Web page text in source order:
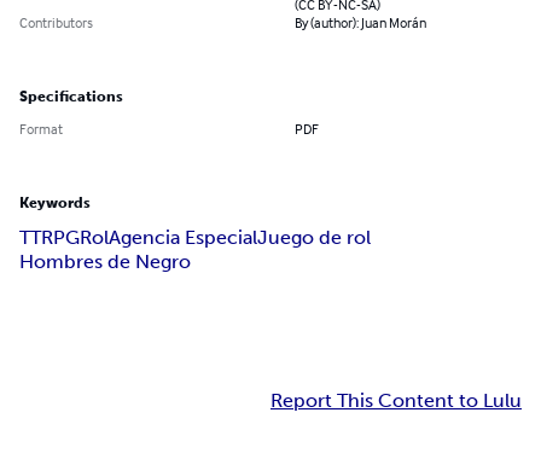
(CC BY-NC-SA)
Contributors
By (author): Juan Morán
Specifications
Format PDF
Keywords
TTRPGRolAgencia EspecialJuego de rol
Hombres de Negro
Report This Content to Lulu